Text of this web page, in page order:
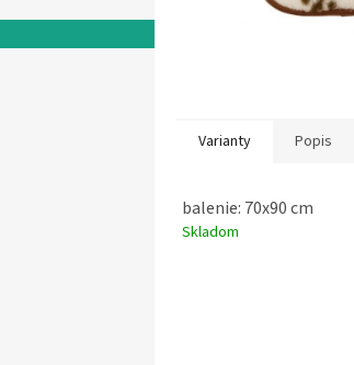
Varianty Popis
balenie: 70x90 cm
Skladom